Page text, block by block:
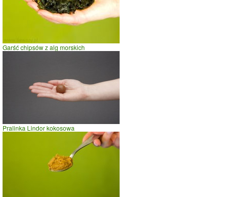
Garść chipsów z alg morskich
Pralinka Lindor kokosowa